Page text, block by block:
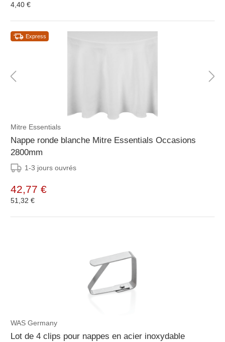
4,40 €
Express
Mitre Essentials
Nappe ronde blanche Mitre Essentials Occasions
2800mm
1-3 jours ouvrés
42,77 €
51,32 €
WAS Germany
Lot de 4 clips pour nappes en acier inoxydable